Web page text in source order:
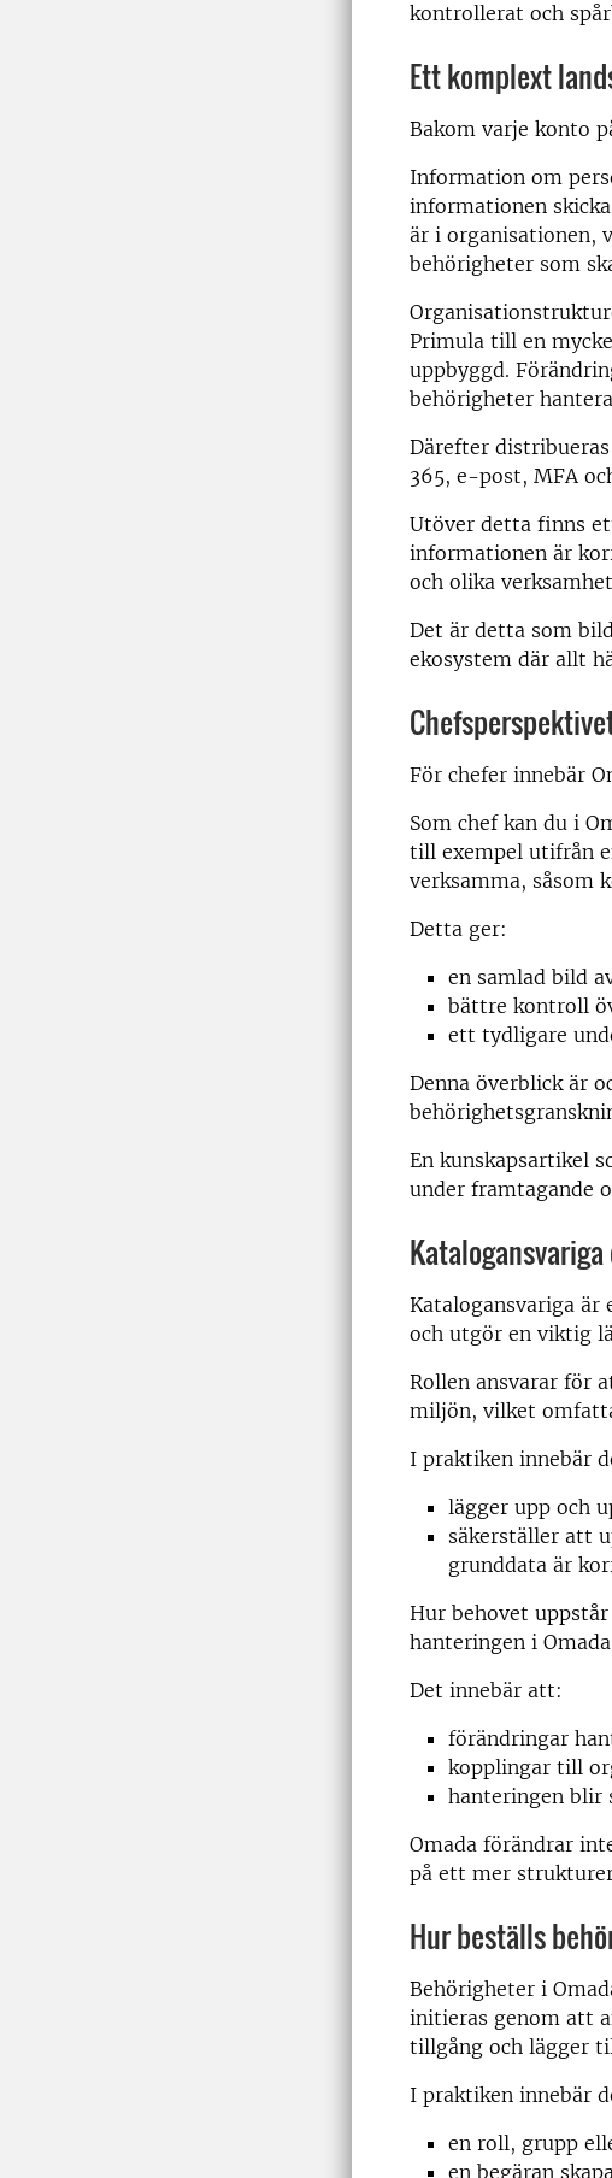
kontrollerat och
Ett komplext
Bakom varje konto
Information om
informationen
är i organisationen,
behörigheter som
Primula till en
uppbyggd.
behörigheter
Därefter
365, e-post, MFA
Utöver detta finns
informationen är
och olika
Det är detta som
ekosystem där allt
För chefer innebär
Som chef kan du i
till exempel utifrån
verksamma, såsom
Detta ger:
en samlad bild
bättre kontroll
ett tydligare
Denna överblick är
En kunskapsartikel
under framtagande
Katalogansvariga är
och utgör en viktig
Rollen ansvarar för
miljön, vilket
I praktiken innebär
lägger upp och
säkerställer att
grunddata är
Hur behovet
hanteringen i
Det innebär att:
förändringar
kopplingar till
hanteringen blir
Omada förändrar
på ett mer
Hur beställs
Behörigheter i
initieras genom att
tillgång och lägger
I praktiken innebär
en roll, grupp
en begäran